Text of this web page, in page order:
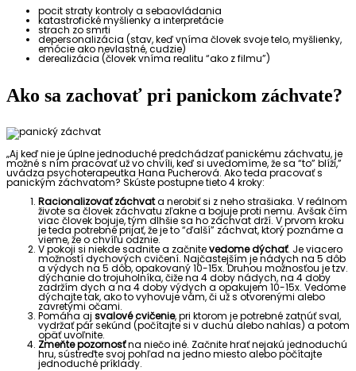
pocit straty kontroly a sebaovládania
katastrofické myšlienky a interpretácie
strach zo smrti
depersonalizácia (stav, keď vníma človek svoje telo, myšlienky,
emócie ako nevlastné, cudzie)
derealizácia (človek vníma realitu “ako z filmu”)
Ako sa zachovať pri panickom záchvate?
„Aj keď nie je úplne jednoduché predchádzať panickému záchvatu, je
možné s ním pracovať už vo chvíli, keď si uvedomíme, že sa “to” blíži,”
uvádza psychoterapeutka Hana Pucherová. Ako teda pracovať s
panickým záchvatom? Skúste postupne tieto 4 kroky:
Racionalizovať záchvata nerobiť si z neho strašiaka. V reálnom
živote sa človek záchvatu zľakne a bojuje proti nemu. Avšak čím
viac človek bojuje, tým dlhšie sa ho záchvat drží. V prvom kroku
je teda potrebné prijať, že je to “ďalší” záchvat, ktorý poznáme a
vieme, že o chvíľu odznie.
V pokoji si niekde sadnite a začnitevedome dýchať. Je viacero
možností dychových cvičení. Najčastejším je nádych na 5 dôb
a výdych na 5 dôb, opakovaný 10-15x. Druhou možnosťou je tzv.
dýchanie do trojuholníka, čiže na 4 doby nádych, na 4 doby
zadržím dych a na 4 doby výdych a opakujem 10-15x. Vedome
dýchajte tak, ako to vyhovuje vám, či už s otvorenými alebo
zavretými očami.
Pomáha aj svalové cvičenie, pri ktorom je potrebné zatnúť sval,
vydržať pár sekúnd (počítajte si v duchu alebo nahlas) a potom
opäť uvoľnite.
Zmeňte pozornosťna niečo iné. Začnite hrať nejakú jednoduchú
hru, sústreďte svoj pohľad na jedno miesto alebo počítajte
jednoduché príklady.